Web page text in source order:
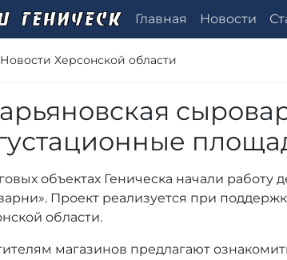
Главная Новости
Новости Херсонской области
объектах Геническа начали
Проект реализуется при
области.
магазинов предлагают